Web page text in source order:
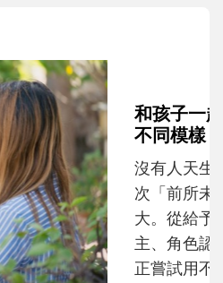
個男人│讀懂父親的
爸！男人總是在一次
驗中，跟著孩子一起長
肢體遊戲，到獨立自
問題的能力養成。爸爸
，參與孩子每個重要的